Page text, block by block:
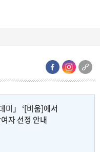
미」 ‘[비움]에서
자 선정 안내